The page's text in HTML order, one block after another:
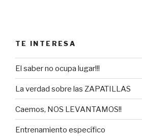
TE INTERESA
El saber no ocupa lugar!!!
La verdad sobre las ZAPATILLAS
Caemos, NOS LEVANTAMOS!!
Entrenamiento específico